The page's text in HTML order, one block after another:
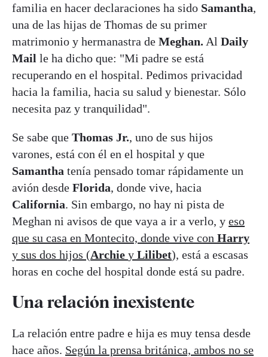
familia en hacer declaraciones ha sido Samantha,
una de las hijas de Thomas de su primer
matrimonio y hermanastra de Meghan. Al Daily
Mail le ha dicho que: "Mi padre se está
recuperando en el hospital. Pedimos privacidad
hacia la familia, hacia su salud y bienestar. Sólo
necesita paz y tranquilidad".
Se sabe que Thomas Jr., uno de sus hijos
varones, está con él en el hospital y que
Samantha tenía pensado tomar rápidamente un
avión desde Florida, donde vive, hacia
California. Sin embargo, no hay ni pista de
Meghan ni avisos de que vaya a ir a verlo, y eso
que su casa en Montecito, donde vive con Harry
y sus dos hijos (Archie y Lilibet), está a escasas
horas en coche del hospital donde está su padre.
Una relación inexistente
La relación entre padre e hija es muy tensa desde
hace años. Según la prensa británica, ambos no se